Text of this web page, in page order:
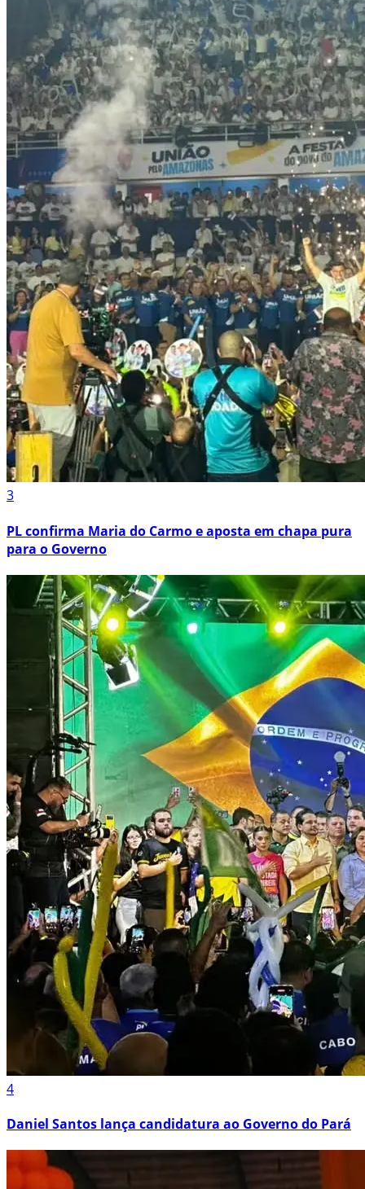
3
PL confirma Maria do Carmo e aposta em chapa pura
para o Governo
4
Daniel Santos lança candidatura ao Governo do Pará